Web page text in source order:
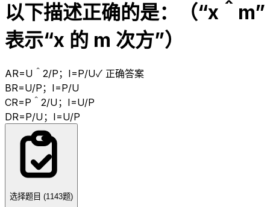
以下描述正确的是：（“x＾m”
表示“x 的 m 次方”）
AR=U＾2/P；I=P/U✓ 正确答案
BR=U/P；I=P/U
CR=P＾2/U；I=U/P
DR=P/U；I=U/P
选择题目 (1143题)